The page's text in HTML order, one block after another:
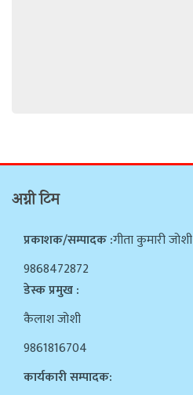
अग्नी टिम
प्रकाशक/सम्पादक :गीता कुमारी जोशी
9868472872
डेस्क प्रमुख :
कैलाश जोशी
9861816704
कार्यकारी सम्पादक: